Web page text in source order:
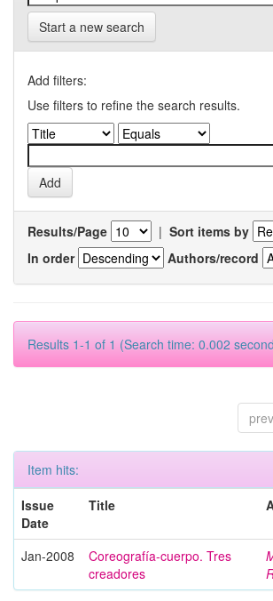
Start a new search
Add filters:
Use filters to refine the search results.
Results/Page | Sort items by
In order
Authors/record
Results 1-1 of 1 (Search time: 0.002
Item hits:
Issue
Date
Title
Jan-2008
Coreografía-cuerpo. Tres
creadores